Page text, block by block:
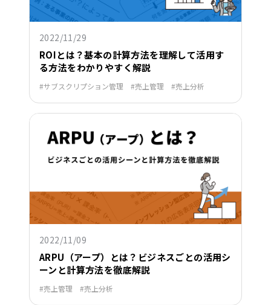
2022/11/29
ROIとは？基本の計算方法を理解して活用す
る方法をわかりやすく解説
サブスクリプション管理 売上管理 売上分析
2022/11/09
ARPU（アープ）とは？ビジネスごとの活用シ
ーンと計算方法を徹底解説
売上管理 売上分析